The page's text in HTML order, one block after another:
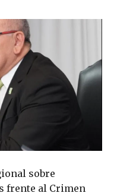
sobre
frente al Crimen